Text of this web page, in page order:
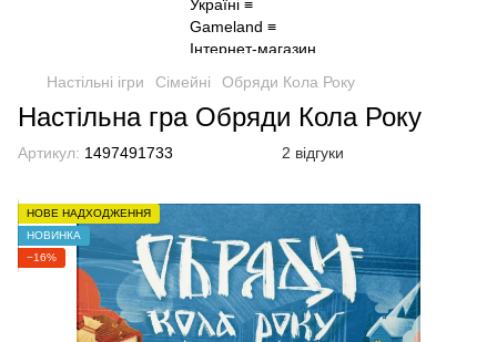
Настільні ігри Сімейні Обряди Кола Року
Настільна гра Обряди Кола Року
Артикул: 1497491733 2 відгуки
НОВЕ НАДХОДЖЕННЯ
НОВИНКА
−16%